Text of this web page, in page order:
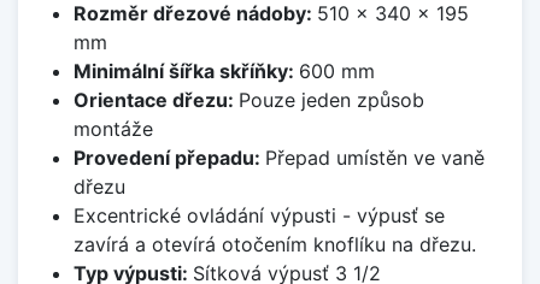
Rozměr dřezové nádoby: 510 x 340 x 195
mm
Minimální šířka skříňky: 600 mm
Orientace dřezu: Pouze jeden způsob
montáže
Provedení přepadu: Přepad umístěn ve vaně
dřezu
Excentrické ovládání výpusti - výpusť se
zavírá a otevírá otočením knoflíku na dřezu.
Typ výpusti: Sítková výpusť 3 1/2